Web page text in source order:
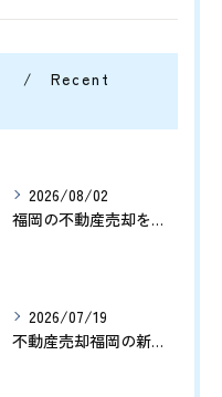
Recent
2026/08/02
福岡の不動産売却を分析する将来価格推移と有利なタイミングの見極め方
2026/07/19
不動産売却福岡の新展開と資産価値を守る売却戦略まとめ